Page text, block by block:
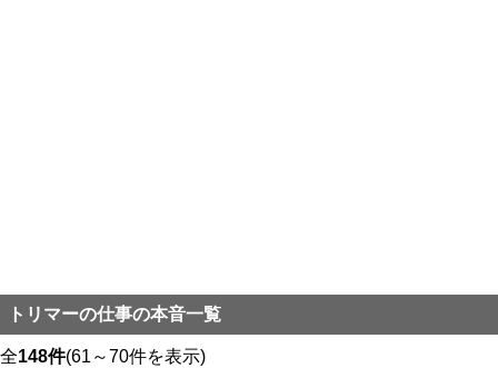
トリマーの仕事の本音一覧
全148件(61～70件を表示)